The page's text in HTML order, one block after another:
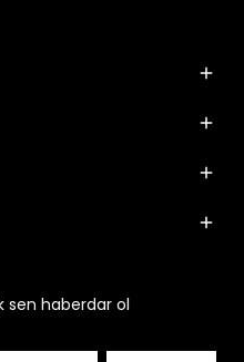
sen haberdar ol